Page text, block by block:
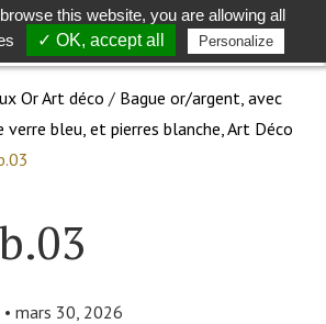
Toggle
search
Or Art déco / Bague or/argent, avec
bleu, et pierres blanche, Art Déco
• mars 30, 2026
this website, you are allowing all
✓ OK, accept all Personalize